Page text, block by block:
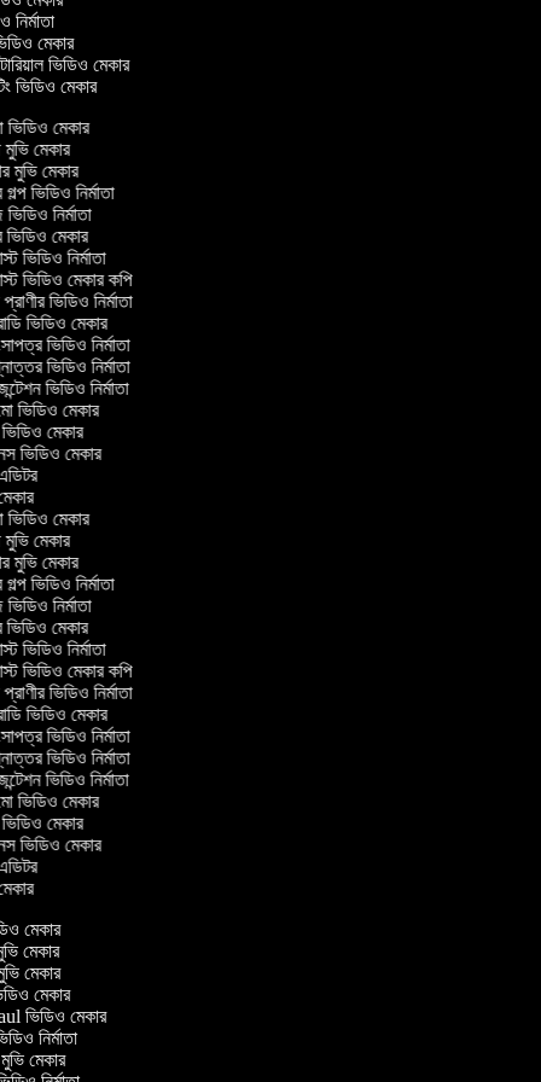
নির্মাতা
মেকার
ভিডিও মেকার
ভিডিও মেকার
মেকার
মেকার
মুভি মেকার
ভিডিও নির্মাতা
নির্মাতা
মেকার
ভিডিও নির্মাতা
ভিডিও মেকার কপি
ভিডিও নির্মাতা
ভিডিও মেকার
ভিডিও নির্মাতা
ভিডিও নির্মাতা
ভিডিও নির্মাতা
ভিডিও মেকার
মেকার
ভিডিও মেকার
মেকার
মেকার
মুভি মেকার
ভিডিও নির্মাতা
নির্মাতা
মেকার
ভিডিও নির্মাতা
ভিডিও মেকার কপি
ভিডিও নির্মাতা
ভিডিও মেকার
ভিডিও নির্মাতা
ভিডিও নির্মাতা
ভিডিও নির্মাতা
ভিডিও মেকার
মেকার
ভিডিও মেকার
মেকার
মুভি মেকার
মেকার
মেকার
ভিডিও মেকার
নির্মাতা
মুভি মেকার